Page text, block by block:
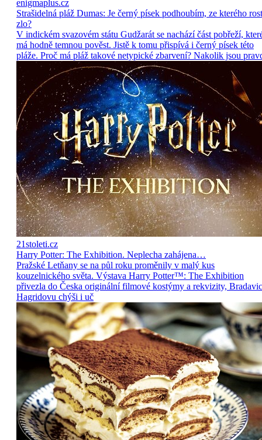
enigmaplus.cz
Strašidelná pláž Dumas: Je černý písek podhoubím, ze kterého
zlo?
V indickém svazovém státu Gudžarát se nachází část pobřeží,
má hodně temnou pověst. Jistě k tomu přispívá i černý písek této
pláže. Proč má pláž takové netypické zbarvení? Nakolik jsou
21stoleti.cz
Harry Potter: The Exhibition. Neplecha zahájena…
Pražské Letňany se na půl roku proměnily v malý kus
kouzelnického světa. Výstava Harry Potter™: The Exhibition
přivezla do Česka originální filmové kostýmy a rekvizity,
Hagridovu chýši i uč